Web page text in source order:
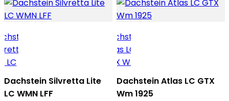
Dachstein Silvretta Lite
LC WMN LFF
Dachstein Atlas LC GTX
Wm 1925